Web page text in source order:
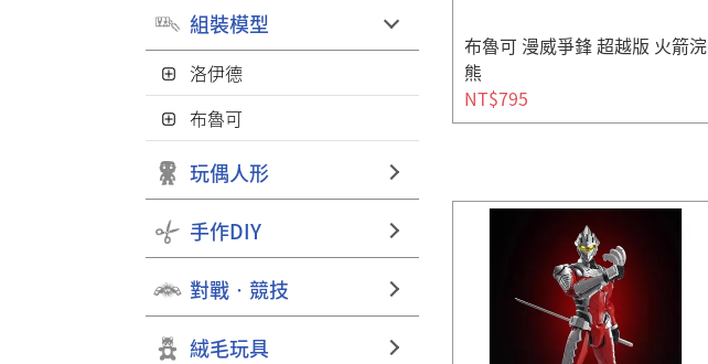
組裝模型
洛伊德
布魯可
玩偶人形
手作DIY
對戰‧競技
絨毛玩具
布魯可 漫威爭鋒 超越版 火箭浣
熊
NT$795